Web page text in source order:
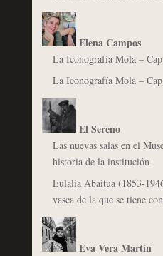
Elena Campos
La Iconografía Mola –
La Iconografía Mola –
El Sereno
Las nuevas salas en el
historia de la institución
Eulalia Abaitua (1853-
vasca de la que se tiene
Eva Vera Martín